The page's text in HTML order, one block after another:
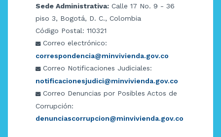
Sede Administrativa: Calle 17 No. 9 - 36
piso 3, Bogotá, D. C., Colombia
Código Postal: 110321
Correo electrónico:
correspondencia@minvivienda.gov.co
Correo Notificaciones Judiciales:
notificacionesjudici@minvivienda.gov.co
Correo Denuncias por Posibles Actos de
Corrupción:
denunciascorrupcion@minvivienda.gov.co